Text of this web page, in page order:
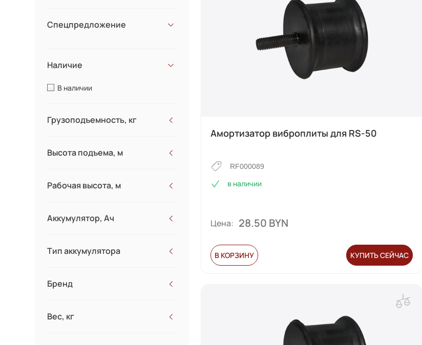
Спецпредложение
Наличие
В наличии
Грузоподъемность, кг
Высота подъема, м
Рабочая высота, м
Аккумулятор, Ач
Тип аккумулятора
Бренд
Вес, кг
Амортизатор виброплиты для RS-50
RF000089
в наличии
Цена: 28.50 BYN
В КОРЗИНУ КУПИТЬ СЕЙЧАС